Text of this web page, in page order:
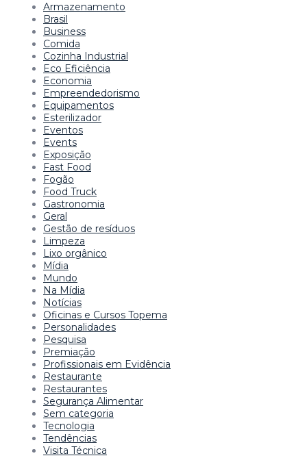
Armazenamento
Brasil
Business
Comida
Cozinha Industrial
Eco Eficiência
Economia
Empreendedorismo
Equipamentos
Esterilizador
Eventos
Events
Exposição
Fast Food
Fogão
Food Truck
Gastronomia
Geral
Gestão de resíduos
Limpeza
Lixo orgânico
Mídia
Mundo
Na Mídia
Notícias
Oficinas e Cursos Topema
Personalidades
Pesquisa
Premiação
Profissionais em Evidência
Restaurante
Restaurantes
Segurança Alimentar
Sem categoria
Tecnologia
Tendências
Visita Técnica